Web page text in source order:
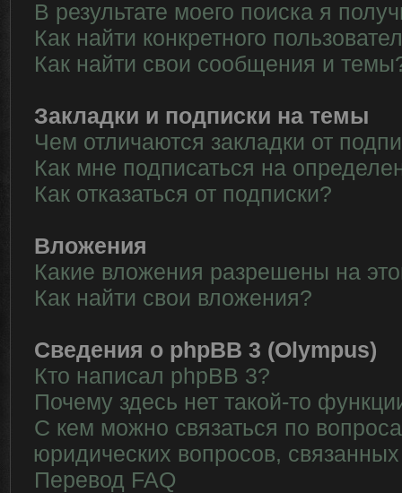
В результате моего поиска я
Как найти конкретного
Как найти свои сообщения и
Закладки и подписки на темы
Чем отличаются закладки от
Как мне подписаться на
Как отказаться от подписки?
Вложения
Какие вложения разрешены на
Как найти свои вложения?
Сведения о phpBB 3 (Olympus)
Кто написал phpBB 3?
Почему здесь нет такой-то
С кем можно связаться по
юридических вопросов,
Перевод FAQ